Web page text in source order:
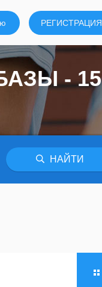
РЕГИСТРАЦИЯ
НАЙТИ
- 15